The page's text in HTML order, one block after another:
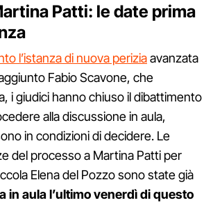
Patti: le date prima
l’istanza di nuova periziaavanzata
Fabio Scavone, che
i giudici hanno chiuso il dibattimento
alla discussione in aula,
in condizioni di decidere. Le
del processo a Martina Patti per
Elena del Pozzo sono state già
in aula l’ultimo venerdì di questo